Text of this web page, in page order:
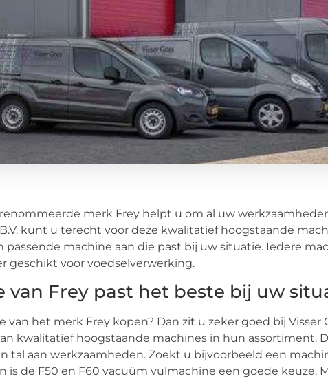
merk Frey helpt u om al uw
kunt u terecht voor deze kwalitatief hoogstaande
passende machine aan die past bij uw situatie. Iedere
geschikt voor voedselverwerking.
van Frey past het beste bij uw
het merk Frey kopen? Dan zit u zeker goed bij Visser
kwalitatief hoogstaande machines in hun assortiment.
tal aan werkzaamheden. Zoekt u bijvoorbeeld een
is de F50 en F60 vacuüm vulmachine een goede keuze.